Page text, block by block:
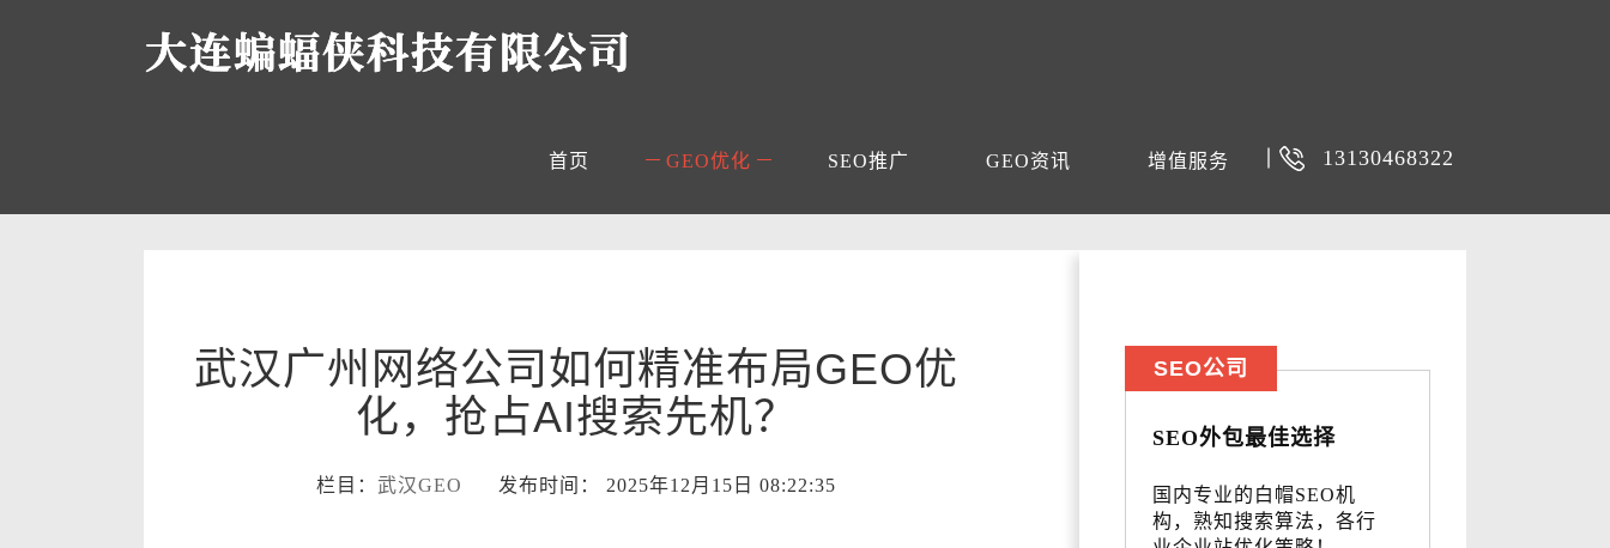
首页 GEO优化 SEO推广 GEO资讯 增值服务 13130468322
武汉广州网络公司如何精准布局GEO优
化，抢占AI搜索先机？
栏目： 武汉GEO 发布时间： 2025年12月15日 08:22:35
SEO外包最佳选择
国内专业的白帽SEO机
构，熟知搜索算法，各行
SEO公司